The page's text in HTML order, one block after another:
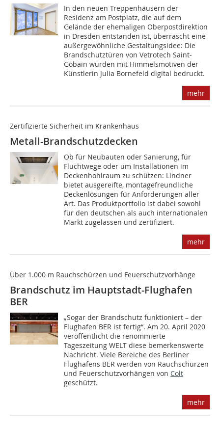
In den neuen Treppenhäusern der
Residenz am Postplatz, die auf dem
Gelände der ehemaligen Oberpostdirektion
in Dresden entstanden ist, überrascht eine
außergewöhnliche Gestaltungsidee: Die
Brandschutztüren von Vetrotech Saint-
Gobain wurden mit Himmelsmotiven der
Künstlerin Julia Bornefeld digital bedruckt.
mehr
Zertifizierte Sicherheit im Krankenhaus
Metall-Brandschutzdecken
Ob für Neubauten oder Sanierung, für
Fluchtwege oder um Installationen im
Deckenhohlraum zu schützen: Lindner
bietet ausgereifte, montagefreundliche
Deckenlösungen für Anforderungen aller
Art. Das Produktportfolio ist dabei sowohl
für den deutschen als auch internationalen
Markt zugelassen und zertifiziert.
mehr
Über 1.000 m Rauchschürzen und Feuerschutzvorhänge
Brandschutz im Hauptstadt-Flughafen
BER
„Sogar der Brandschutz funktioniert – der
Flughafen BER ist fertig“. Am 20. April 2020
veröffentlicht die renommierte
Tageszeitung WELT diese bemerkenswerte
Nachricht. Viele Bereiche des Berliner
Flughafens BER werden von Rauchschürzen
und Feuerschutzvorhängen von Colt
geschützt.
mehr